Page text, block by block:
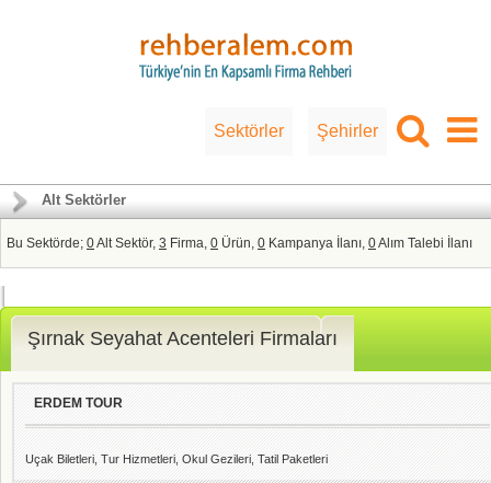
Sektörler Şehirler
Alt Sektörler
Bu Sektörde; 0Alt Sektör, 3 Firma, 0 Ürün, 0 Kampanya İlanı, 0Alım Talebi İlanı
Şırnak Seyahat Acenteleri Firmaları
ERDEM TOUR
Uçak Biletleri, Tur Hizmetleri, Okul Gezileri, Tatil Paketleri